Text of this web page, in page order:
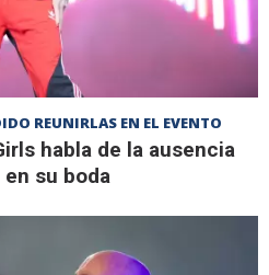
REUNIRLAS EN EL EVENTO
habla de la ausencia
su boda